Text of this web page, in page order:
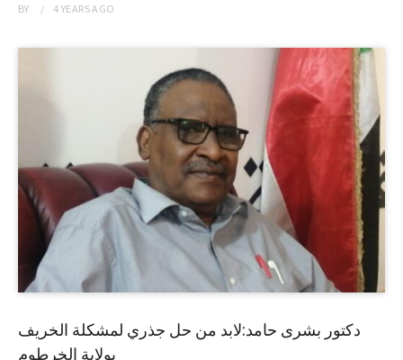
BY 4 YEARSAGO
دكتور بشرى حامد:لابد من حل جذري لمشكلة الخريف
بولاية الخرطوم